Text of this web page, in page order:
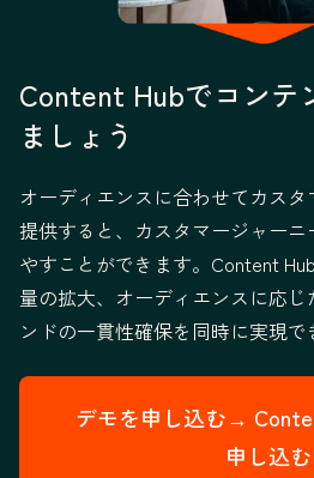
Content Hubでコンテ
ましょう
オーディエンスに合わせてカス
提供すると、カスタマージャー
やすことができます。Content
量の拡大、オーディエンスに応
ンドの一貫性確保を同時に実現で
デモを申し込む→
申し込む